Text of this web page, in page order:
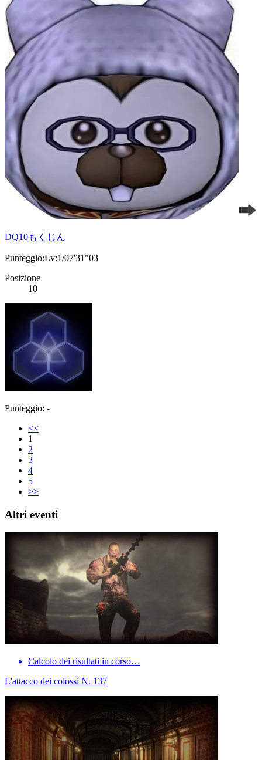
DQ10もくじん
Punteggio:Lv:1/07'31"03
Posizione
10
Punteggio: -
<<
1
2
3
4
5
>>
Altri eventi
Calcolo dei risultati in corso…
L'attacco dei colossi N. 137